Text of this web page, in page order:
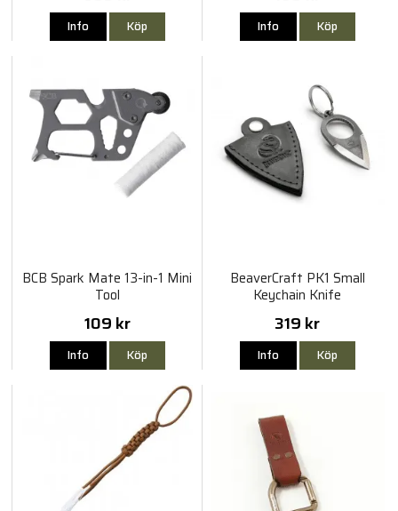
Info Köp Info Köp
BCB Spark Mate 13-in-1 Mini
Tool
109 kr
Info Köp
BeaverCraft PK1 Small
Keychain Knife
319 kr
Info Köp